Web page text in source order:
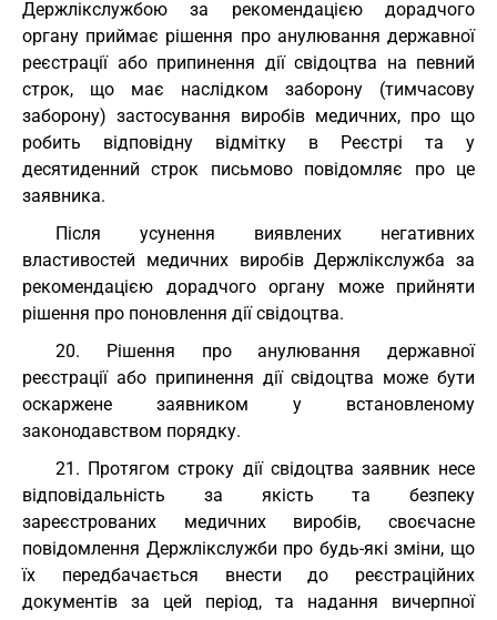
Держлікслужбою за рекомендацією дорадчого
органу приймає рішення про анулювання державної
реєстрації або припинення дії свідоцтва на певний
строк, що має наслідком заборону (тимчасову
заборону) застосування виробів медичних, про що
робить відповідну відмітку в Реєстрі та у
десятиденний строк письмово повідомляє про це
заявника.
Після усунення виявлених негативних
властивостей медичних виробів Держлікслужба за
рекомендацією дорадчого органу може прийняти
рішення про поновлення дії свідоцтва.
20. Рішення про анулювання державної
реєстрації або припинення дії свідоцтва може бути
оскаржене заявником у встановленому
законодавством порядку.
21. Протягом строку дії свідоцтва заявник несе
відповідальність за якість та безпеку
зареєстрованих медичних виробів, своєчасне
повідомлення Держлікслужби про будь-які зміни, що
їх передбачається внести до реєстраційних
документів за цей період, та надання вичерпної